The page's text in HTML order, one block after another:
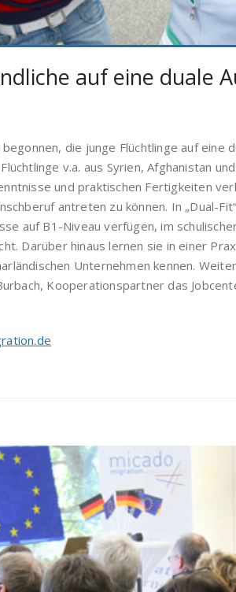
auf eine duale
die junge Flüchtlinge auf eine
v.a. aus Syrien, Afghanistan
und praktischen Fertigkeiten
antreten zu können. In „Dual-
auf B1-Niveau verfügen, im
Darüber hinaus lernen sie in einer
Unternehmen kennen.
Kooperationspartner das